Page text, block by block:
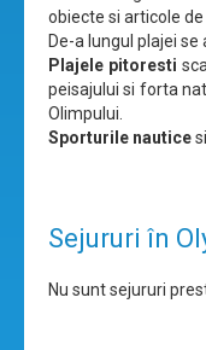
obiecte si articole de
De-a lungul plajei
Plajele pitoresti
peisajului si forta
Olimpului.
Sporturile nautice
Sejururi în
Nu sunt sejururi